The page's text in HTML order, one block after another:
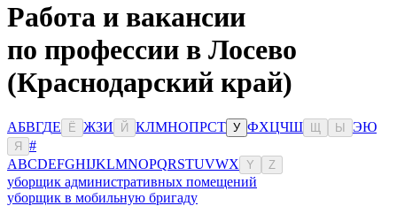
Работа и вакансии
по профессии в Лосево
(Краснодарский край)
АБВГДЕ Ё ЖЗИ Й КЛМНОПРСТ У ФХЦЧШ Ы ЭЮ
Я
#
ABCDEFGHIJKLMNOPQRSTUVWX Y Z
уборщик административных помещений
уборщик в мобильную бригаду